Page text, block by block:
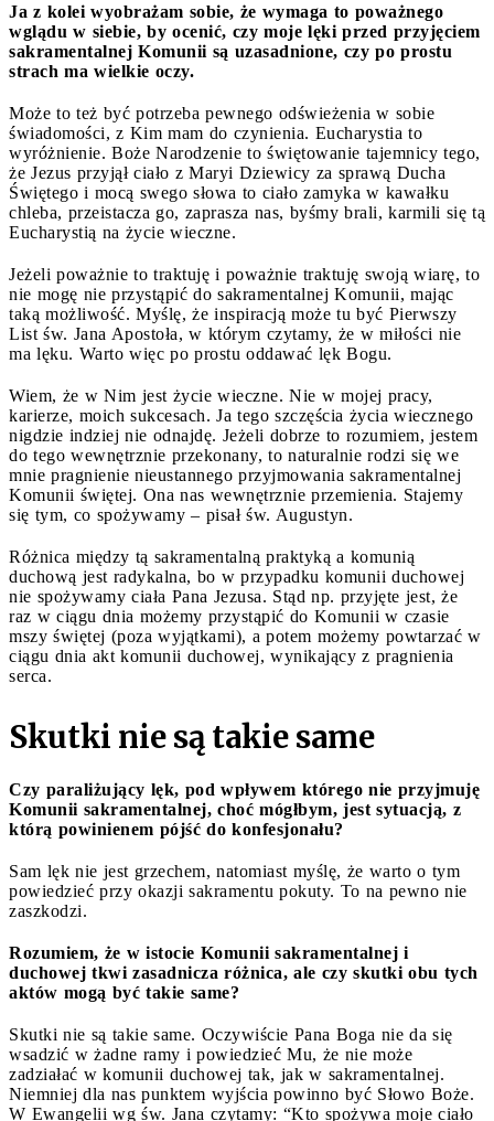
Ja z kolei wyobrażam sobie, że wymaga to poważnego
wglądu w siebie, by ocenić, czy moje lęki przed przyjęciem
sakramentalnej Komunii są uzasadnione, czy po prostu
strach ma wielkie oczy.
Może to też być potrzeba pewnego odświeżenia w sobie
świadomości, z Kim mam do czynienia. Eucharystia to
wyróżnienie. Boże Narodzenie to świętowanie tajemnicy tego,
że Jezus przyjął ciało z Maryi Dziewicy za sprawą Ducha
Świętego i mocą swego słowa to ciało zamyka w kawałku
chleba, przeistacza go, zaprasza nas, byśmy brali, karmili się tą
Eucharystią na życie wieczne.
Jeżeli poważnie to traktuję i poważnie traktuję swoją wiarę, to
nie mogę nie przystąpić do sakramentalnej Komunii, mając
taką możliwość. Myślę, że inspiracją może tu być Pierwszy
List św. Jana Apostoła, w którym czytamy, że w miłości nie
ma lęku. Warto więc po prostu oddawać lęk Bogu.
Wiem, że w Nim jest życie wieczne. Nie w mojej pracy,
karierze, moich sukcesach. Ja tego szczęścia życia wiecznego
nigdzie indziej nie odnajdę. Jeżeli dobrze to rozumiem, jestem
do tego wewnętrznie przekonany, to naturalnie rodzi się we
mnie pragnienie nieustannego przyjmowania sakramentalnej
Komunii świętej. Ona nas wewnętrznie przemienia. Stajemy
się tym, co spożywamy – pisał św. Augustyn.
Różnica między tą sakramentalną praktyką a komunią
duchową jest radykalna, bo w przypadku komunii duchowej
nie spożywamy ciała Pana Jezusa. Stąd np. przyjęte jest, że
raz w ciągu dnia możemy przystąpić do Komunii w czasie
mszy świętej (poza wyjątkami), a potem możemy powtarzać w
ciągu dnia akt komunii duchowej, wynikający z pragnienia
serca.
Skutki nie są takie same
Czy paraliżujący lęk, pod wpływem którego nie przyjmuję
Komunii sakramentalnej, choć mógłbym, jest sytuacją, z
którą powinienem pójść do konfesjonału?
Sam lęk nie jest grzechem, natomiast myślę, że warto o tym
powiedzieć przy okazji sakramentu pokuty. To na pewno nie
zaszkodzi.
Rozumiem, że w istocie Komunii sakramentalnej i
duchowej tkwi zasadnicza różnica, ale czy skutki obu tych
aktów mogą być takie same?
Skutki nie są takie same. Oczywiście Pana Boga nie da się
wsadzić w żadne ramy i powiedzieć Mu, że nie może
zadziałać w komunii duchowej tak, jak w sakramentalnej.
Niemniej dla nas punktem wyjścia powinno być Słowo Boże.
W Ewangelii wg św. Jana czytamy: “Kto spożywa moje ciało